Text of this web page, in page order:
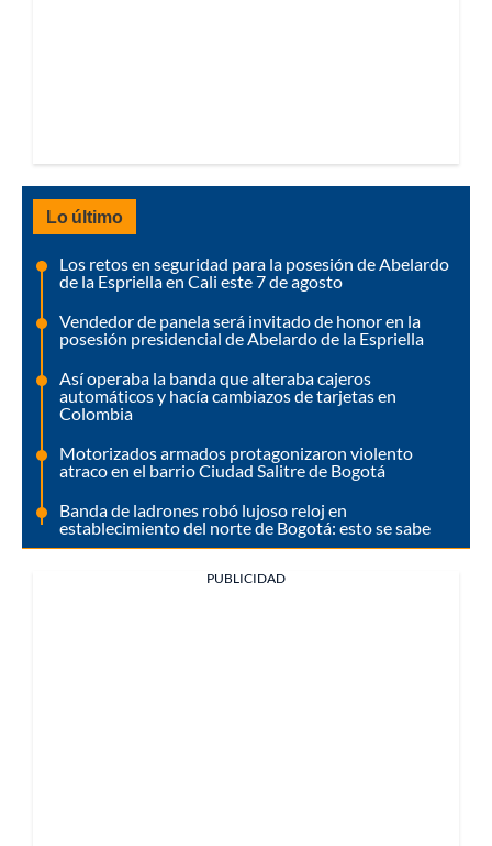
Lo último
Los retos en seguridad para la posesión de Abelardo
de la Espriella en Cali este 7 de agosto
Vendedor de panela será invitado de honor en la
posesión presidencial de Abelardo de la Espriella
Así operaba la banda que alteraba cajeros
automáticos y hacía cambiazos de tarjetas en
Colombia
Motorizados armados protagonizaron violento
atraco en el barrio Ciudad Salitre de Bogotá
Banda de ladrones robó lujoso reloj en
establecimiento del norte de Bogotá: esto se sabe
PUBLICIDAD